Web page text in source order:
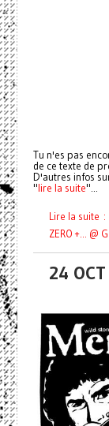
Tu n'es pas
de ce texte de
D'autres infos
"lire la suite"...
Lire la suite :
ZERO +... @
24